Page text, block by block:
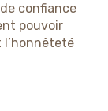
confiance
pouvoir